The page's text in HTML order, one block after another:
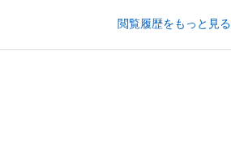
閲覧履歴をもっと見る